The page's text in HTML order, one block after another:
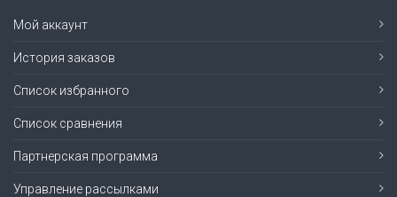
Мой аккаунт
История заказов
Список избранного
Список сравнения
Партнерская программа
Управление рассылками